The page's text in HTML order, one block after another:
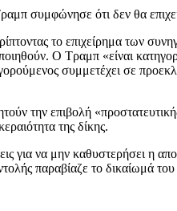
συμφώνησε ότι δεν θα
το επιχείρημα των
Ο Τραμπ «είναι
συμμετέχει σε
την επιβολή
της δίκης.
για να μην καθυστερήσει η
παραβίαζε το δικαίωμά